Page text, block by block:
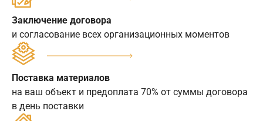
Заключение договора
и согласование всех организационных моментов
Поставка материалов
на ваш объект и предоплата 70% от суммы договора
в день поставки